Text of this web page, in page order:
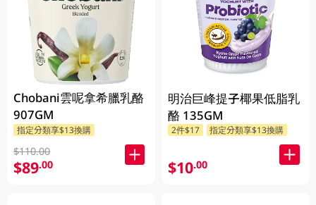
Chobani雲呢拿希臘乳酪
907GM
指定分類享$13換購
$110.00
$89.00
明治巨峰提子椰果低脂乳
酪 135GM
2件$17 指定分類享$13換購
$10.00